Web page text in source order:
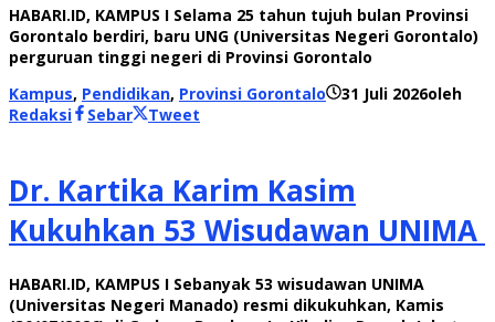
HABARI.ID, KAMPUS I Selama 25 tahun tujuh bulan Provinsi
Gorontalo berdiri, baru UNG (Universitas Negeri Gorontalo)
perguruan tinggi negeri di Provinsi Gorontalo
Kampus, Pendidikan, Provinsi Gorontalo 31 Juli 2026oleh
Redaksi
Sebar Tweet
Dr. Kartika Karim Kasim
Kukuhkan 53 Wisudawan UNIMA
HABARI.ID, KAMPUS I Sebanyak 53 wisudawan UNIMA
(Universitas Negeri Manado) resmi dikukuhkan, Kamis